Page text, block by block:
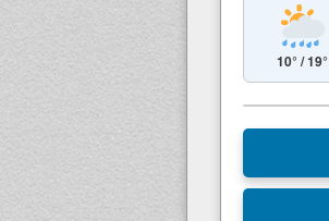
10° / 19°
+